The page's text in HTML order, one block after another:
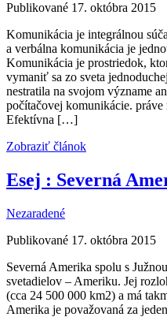
Publikované 17. októbra 2015
Komunikácia je integrálnou
a verbálna komunikácia je
Komunikácia je prostriedok,
vymaniť sa zo sveta
nestratila na svojom význame
počítačovej komunikácie. práve
Efektívna […]
Zobraziť článok
Esej : Severná
Nezaradené
Publikované 17. októbra 2015
Severná Amerika spolu s
svetadielov – Ameriku. Jej
(cca 24 500 000 km2) a má
Amerika je považovaná za